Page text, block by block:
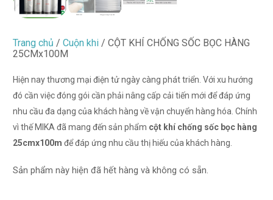
Trang chủ /Cuộn khi / CỘT KHÍ CHỐNG SỐC BỌC HÀNG
25CMx100M
Hiện nay thương mại điện tử ngày càng phát triển. Với xu hướng
đó cần việc đóng gói cần phải nâng cấp cải tiến mới để đáp ứng
nhu cầu đa dạng của khách hàng về vận chuyển hàng hóa. Chính
vì thế MIKA đã mang đến sản phẩm cột khí chống sốc bọc hàng
25cmx100m để đáp ứng nhu cầu thị hiếu của khách hàng.
Sản phẩm này hiện đã hết hàng và không có sẵn.